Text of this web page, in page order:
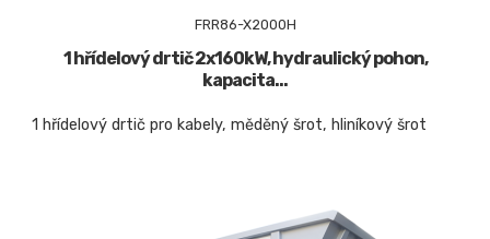
FRR86-X2000H
1 hřídelový drtič 2x160kW, hydraulický pohon,
kapacita...
1 hřídelový drtič pro kabely, měděný šrot, hliníkový šrot